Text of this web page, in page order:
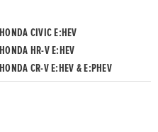
HONDA CIVIC E:HEV
HONDA HR-V E:HEV
HONDA CR-V E:HEV & E:PHEV